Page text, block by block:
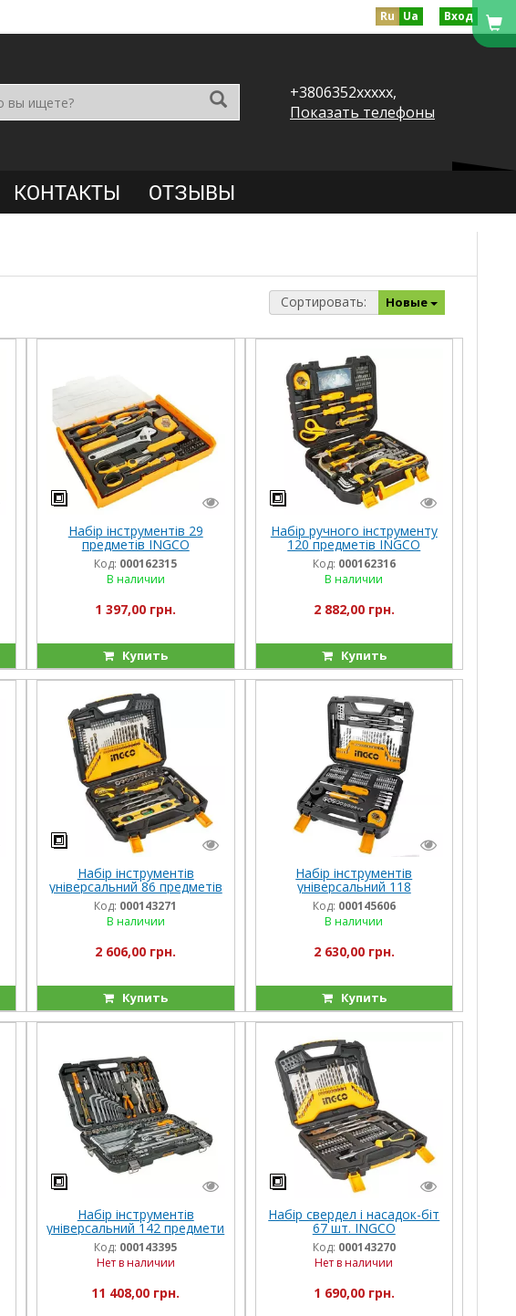
Ru Ua Вход
+3806352xxxxx,
Показать телефоны
КОНТАКТЫ ОТЗЫВЫ
Сортировать: Новые
Набір інструментів 29
предметів INGCO
Код: 000162315
В наличии
1 397,00 грн.
Купить
Набір ручного інструменту
120 предметів INGCO
Код: 000162316
В наличии
2 882,00 грн.
Купить
Набір інструментів
універсальний 86 предметів
INGCO
Код: 000143271
В наличии
2 606,00 грн.
Купить
Набір інструментів
універсальний 118
предметів INGCO
Код: 000145606
В наличии
2 630,00 грн.
Купить
Набір інструментів
універсальний 142 предмети
INGCO INDUSTRIAL
Код: 000143395
Нет в наличии
11 408,00 грн.
Набір свердел і насадок-біт
67 шт. INGCO
Код: 000143270
Нет в наличии
1 690,00 грн.